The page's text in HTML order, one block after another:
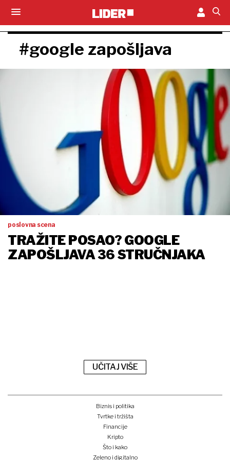
#google zapošljava
poslovna scena
TRAŽITE POSAO? GOOGLE
ZAPOŠLJAVA 36 STRUČNJAKA
UČITAJ VIŠE
Biznis i politika
Tvrtke i tržišta
Financije
Kripto
Što i kako
Zeleno i digitalno